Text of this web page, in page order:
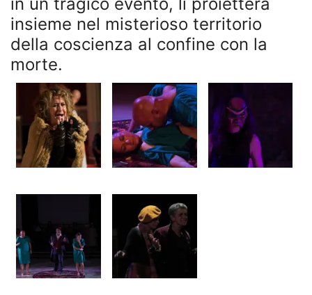
in un tragico evento, li proietterà
insieme nel misterioso territorio
della coscienza al confine con la
morte.